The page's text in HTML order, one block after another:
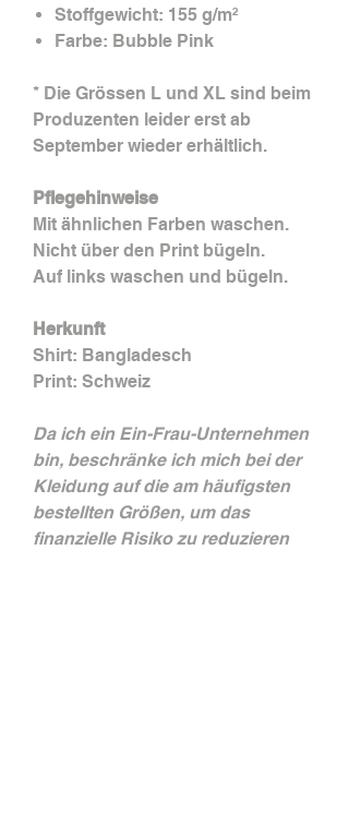
Stoffgewicht: 155 g/m²
Farbe: Bubble Pink
* Die Grössen L und XL sind beim
Produzenten leider erst ab
September wieder erhältlich.
Pflegehinweise
Mit ähnlichen Farben waschen.
Nicht über den Print bügeln.
Auf links waschen und bügeln.
Herkunft
Shirt: Bangladesch
Print: Schweiz
Da ich ein Ein-Frau-Unternehmen
bin, beschränke ich mich bei der
Kleidung auf die am häufigsten
bestellten Größen, um das
finanzielle Risiko zu reduzieren